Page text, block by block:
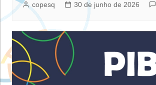
copesq 30 de junho de 2026